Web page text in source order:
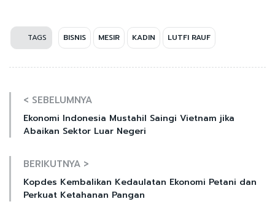
TAGS BISNIS MESIR KADIN LUTFI RAUF
< SEBELUMNYA
Ekonomi Indonesia Mustahil Saingi Vietnam jika
Abaikan Sektor Luar Negeri
BERIKUTNYA >
Kopdes Kembalikan Kedaulatan Ekonomi Petani dan
Perkuat Ketahanan Pangan